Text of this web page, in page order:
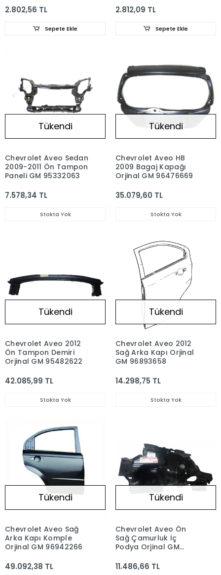
2.802,56 TL
Sepete Ekle
2.812,09 TL
Sepete Ekle
Tükendi
Chevrolet Aveo Sedan
2009-2011 Ön Tampon
Paneli GM 95332063
7.578,34 TL
Stokta Yok
Tükendi
Chevrolet Aveo HB
2009 Bagaj Kapağı
Orjinal GM 96476669
35.079,60 TL
Stokta Yok
Tükendi
Chevrolet Aveo 2012
Ön Tampon Demiri
Orjinal GM 95482622
42.085,99 TL
Stokta Yok
Tükendi
Chevrolet Aveo 2012
Sağ Arka Kapı Orjinal
GM 96893658
14.298,75 TL
Stokta Yok
Tükendi
Chevrolet Aveo Sağ
Arka Kapı Komple
Orjinal GM 96942266
49.092,38 TL
Tükendi
Chevrolet Aveo Ön
Sağ Çamurluk İç
Podya Orjinal GM
11.486,66 TL